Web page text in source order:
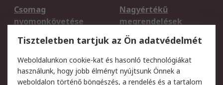
Csomag
nyomonkövetése
Nagyértékű
megrendelések
Regisztráció
Szállítás
Termékvisszaküldés
Szolgáltatások
Tiszteletben tartjuk az Ön adatvédelmét
Weboldalunkon cookie-kat és hasonló technológiákat
használunk, hogy jobb élményt nyújtsunk Önnek a
weboldalon történő böngészés, a rendelés és a tartalom